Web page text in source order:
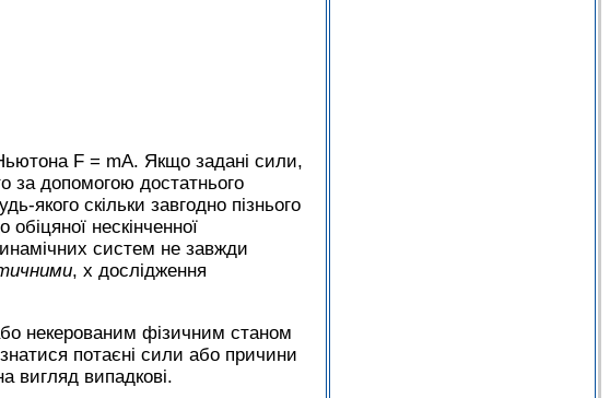
F = mA. Якщо задані сили,
за допомогою достатнього
якого скільки завгодно пізнього
нескінченної
систем не завжди
, х дослідження
некерованим фізичним станом
потаєні сили або причини
вигляд випадкові.